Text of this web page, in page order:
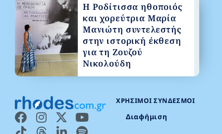
ΧΡΉΣΙΜΟΙ ΣΎΝΔΕΣΜΟΙ
Διαφήμιση
Η Ροδίτισσα ηθοποιός
και χορεύτρια Μαρία
Μανιώτη συντελεστής
στην ιστορική έκθεση
για τη Ζουζού
Νικολούδη